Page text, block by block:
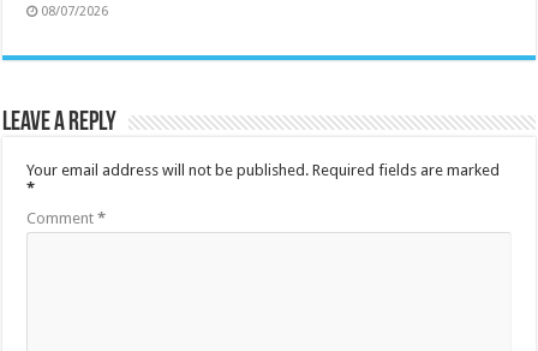
08/07/2026
Leave a Reply
Your email address will not be published. Required fields are marked
*
Comment*